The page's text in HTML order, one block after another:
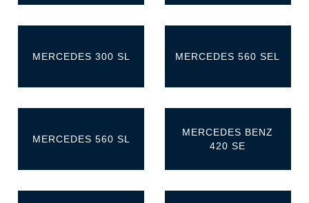
MERCEDES 300 SL MERCEDES 560 SEL
MERCEDES 560 SL
MERCEDES BENZ
420 SE